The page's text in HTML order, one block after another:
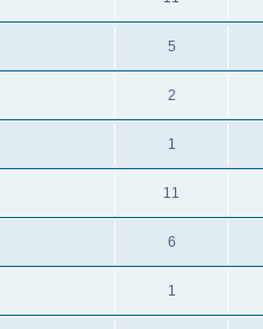
5
2
1
11
6
1